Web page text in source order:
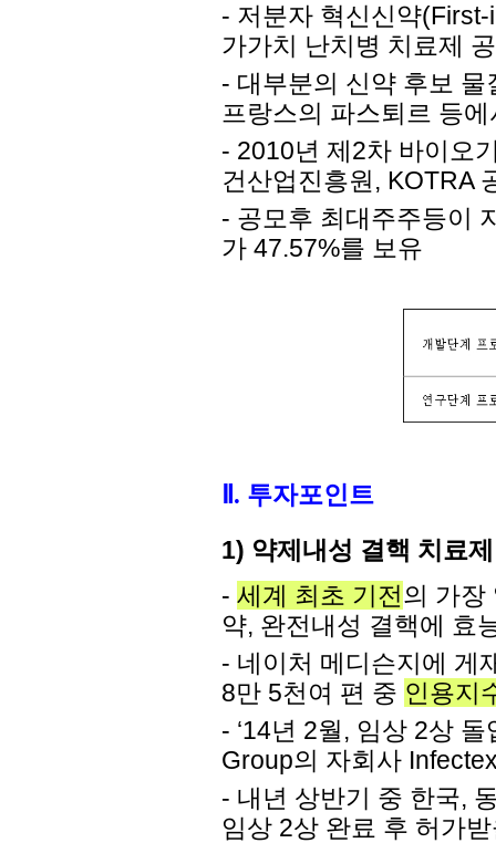
- 저분자 혁신신약
가가치 난치병 치료제
- 대부분의 신약 후보
프랑스의 파스퇴르 등
- 2010년 제2차 바이오
건산업진흥원, KOTRA
- 공모후 최대주주등이
가 47.57%를 보유
. 투자포인트
1) 약제내성 결핵 치료
- 세계 최초 기전의 가장
약, 완전내성 결핵에 효
- 네이처 메디슨지에 게
8만 5천여 편 중 인용지
- ‘14년 2월, 임상 2상
Group의 자회사
- 내년 상반기 중 한국,
임상 2상 완료 후 허가